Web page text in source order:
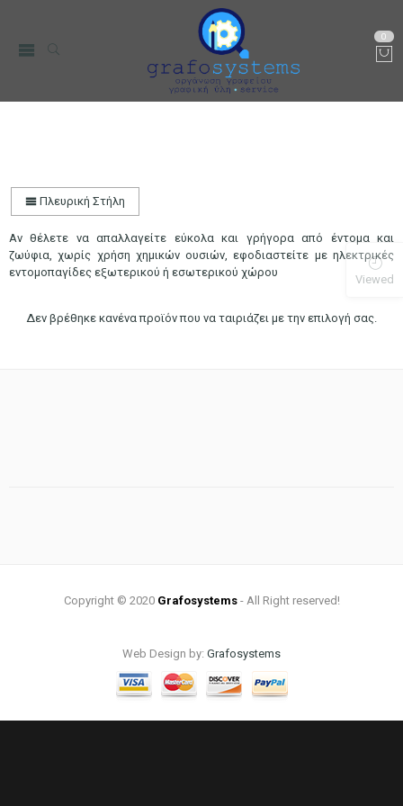
0
Πλευρική Στήλη
Αν θέλετε να απαλλαγείτε εύκολα και γρήγορα από έντομα και
ζωύφια, χωρίς χρήση χημικών ουσιών, εφοδιαστείτε με ηλεκτρικές
εντομοπαγίδες εξωτερικού ή εσωτερικού χώρου
Δεν βρέθηκε κανένα προϊόν που να ταιριάζει με την επιλογή σας.
Copyright © 2020 Grafosystems- All Right reserved!
Web Design by: Grafosystems
Viewed